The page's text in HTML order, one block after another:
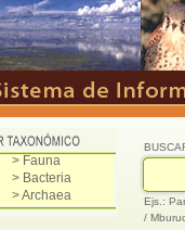
> Fauna
> Bacteria
> Archaea
Ejs.:
/